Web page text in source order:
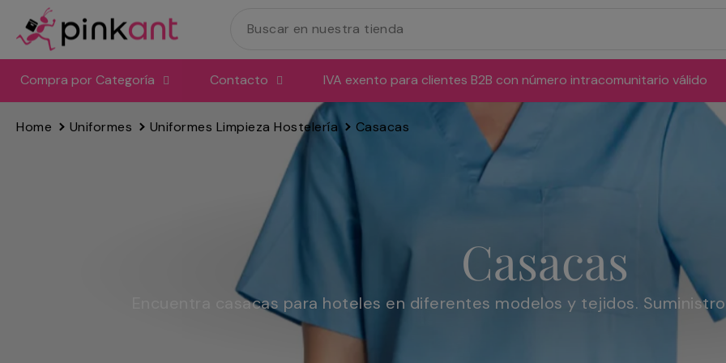
directamente
al
contenido
Compra por Categoría Contacto IVA exento para clientes B2B con número intracomunitario válido
Home Uniformes Uniformes Limpieza Hostelería Casacas
Casacas
Encuentra casacas para hoteles en diferentes modelos y tejidos.